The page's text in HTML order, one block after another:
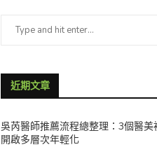
近期文章
吳芮醫師推薦流程總整理：3個醫美
開啟多層次年輕化